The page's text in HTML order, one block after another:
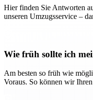
Hier finden Sie Antworten
unseren Umzugsservice –
Wie früh sollte ich
Am besten so früh wie
Voraus. So können wir